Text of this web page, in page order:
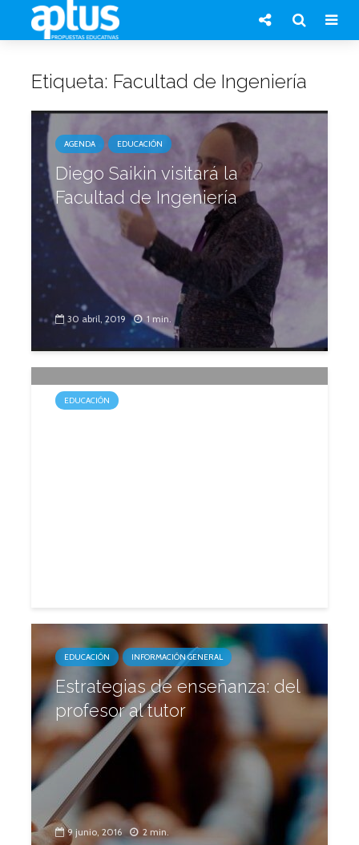
Etiqueta: Facultad de Ingeniería
AGENDA EDUCACIÓN
Diego Saikin visitará la
Facultad de Ingeniería
30 abril, 2019 1 min.
EDUCACIÓN
EDUCACIÓN INFORMACIÓN GENERAL
Estrategias de enseñanza: del
profesor al tutor
9 junio, 2016 2 min.